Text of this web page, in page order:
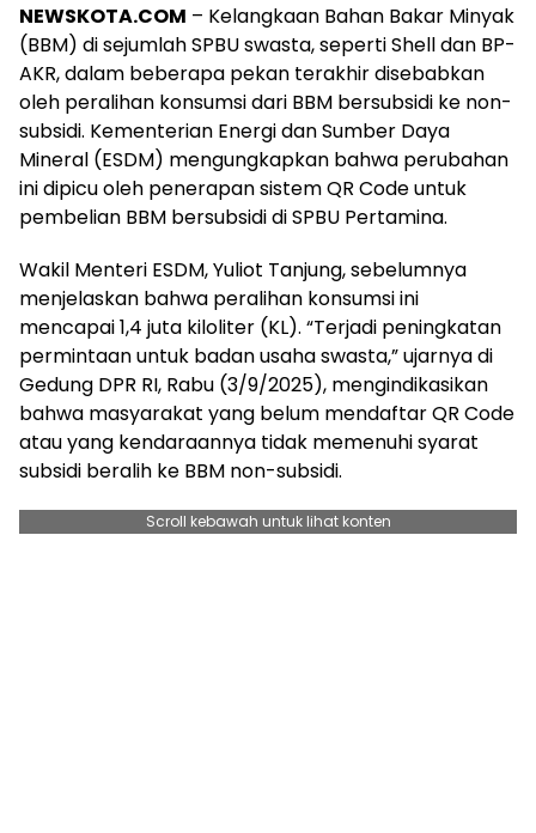
NEWSKOTA.COM – Kelangkaan Bahan Bakar Minyak
(BBM) di sejumlah SPBU swasta, seperti Shell dan BP-
AKR, dalam beberapa pekan terakhir disebabkan
oleh peralihan konsumsi dari BBM bersubsidi ke non-
subsidi. Kementerian Energi dan Sumber Daya
Mineral (ESDM) mengungkapkan bahwa perubahan
ini dipicu oleh penerapan sistem QR Code untuk
pembelian BBM bersubsidi di SPBU Pertamina.
Wakil Menteri ESDM, Yuliot Tanjung, sebelumnya
menjelaskan bahwa peralihan konsumsi ini
mencapai 1,4 juta kiloliter (KL). “Terjadi peningkatan
permintaan untuk badan usaha swasta,” ujarnya di
Gedung DPR RI, Rabu (3/9/2025), mengindikasikan
bahwa masyarakat yang belum mendaftar QR Code
atau yang kendaraannya tidak memenuhi syarat
subsidi beralih ke BBM non-subsidi.
Scroll kebawah untuk lihat konten